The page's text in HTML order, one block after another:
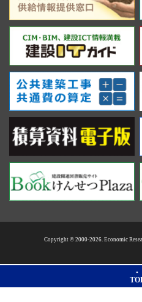
Copyright © 2000-2026. Economic